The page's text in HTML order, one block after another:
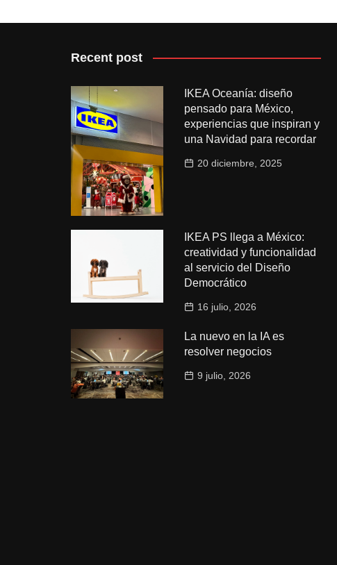
Recent post
IKEA Oceanía: diseño
pensado para México,
experiencias que inspiran y
una Navidad para recordar
20 diciembre, 2025
IKEA PS llega a México:
creatividad y funcionalidad
al servicio del Diseño
Democrático
16 julio, 2026
La nuevo en la IA es
resolver negocios
9 julio, 2026